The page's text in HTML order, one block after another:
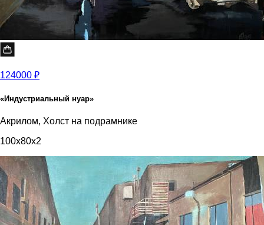
124000 ₽
«Индустриальный нуар»
Акрилом, Холст на подрамнике
100x80x2